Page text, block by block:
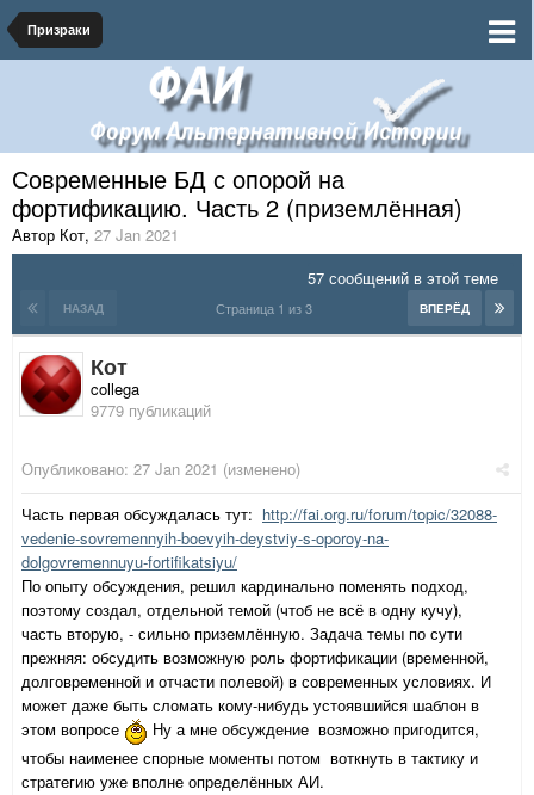
Призраки
Современные БД с опорой на
фортификацию. Часть 2 (приземлённая)
Автор Кот, 27 Jan 2021
57 сообщений в этой теме
НАЗАД ВПЕРЁД
Страница 1 из 3
Кот
collega
9779 публикаций
Опубликовано: 27 Jan 2021 (изменено)
Часть первая обсуждалась тут: http://fai.org.ru/forum/topic/32088-
vedenie-sovremennyih-boevyih-deystviy-s-oporoy-na-
dolgovremennuyu-fortifikatsiyu/
По опыту обсуждения, решил кардинально поменять подход,
поэтому создал, отдельной темой (чтоб не всё в одну кучу),
часть вторую, - сильно приземлённую. Задача темы по сути
прежняя: обсудить возможную роль фортификации (временной,
долговременной и отчасти полевой) в современных условиях. И
может даже быть сломать кому-нибудь устоявшийся шаблон в
этом вопросе
Ну а мне обсуждение возможно пригодится,
чтобы наименее спорные моменты потом воткнуть в тактику и
стратегию уже вполне определённых АИ.